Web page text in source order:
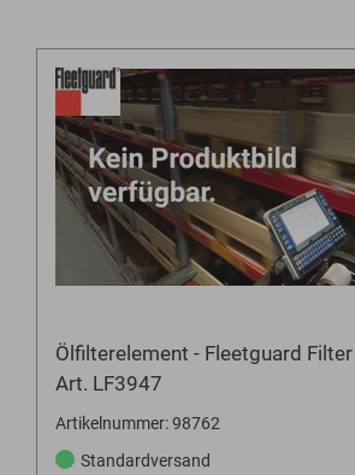
Ölfilterelement - Fleetguard Filter
Art. LF3947
Artikelnummer: 98762
Standardversand